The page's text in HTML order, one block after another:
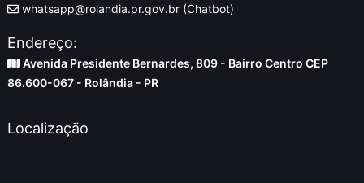
whatsapp@rolandia.pr.gov.br (Chatbot)
Endereço:
Avenida Presidente Bernardes, 809 - Bairro Centro CEP
86.600-067 - Rolândia - PR
Localização